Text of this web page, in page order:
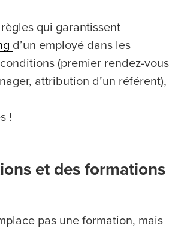
qui garantissent
d’un employé dans les
(premier rendez-vous
attribution d’un référent),
!
et des formations
pas une formation, mais